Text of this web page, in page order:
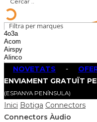
Filtra per marques
NOVETATS -
ENVIAMENT GRATUÏT
(ESPANYA PENÍNSULA)
Inici Botiga Connectors
Connectors Àudio